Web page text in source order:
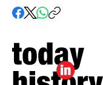
Pilih tanggal